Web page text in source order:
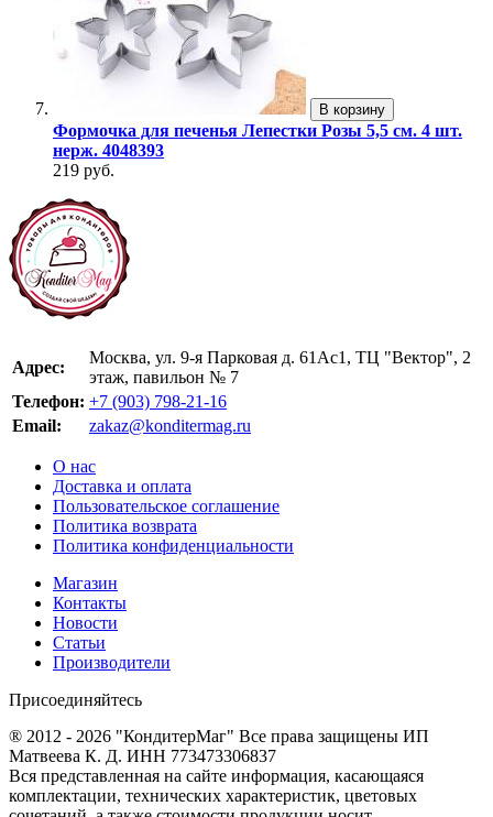
В корзину
Формочка для печенья Лепестки Розы 5,5 см. 4 шт.
нерж. 4048393
219 руб.
Адрес:
Москва, ул. 9-я Парковая д. 61Ас1, ТЦ "Вектор", 2
этаж, павильон № 7
Телефон: +7 (903) 798-21-16
Email:
zakaz@konditermag.ru
О нас
Доставка и оплата
Пользовательское соглашение
Политика возврата
Политика конфиденциальности
Магазин
Контакты
Новости
Статьи
Производители
Присоединяйтесь
® 2012 - 2026 "КондитерМаг" Все права защищены ИП
Матвеева К. Д. ИНН 773473306837
Вся представленная на сайте информация, касающаяся
комплектации, технических характеристик, цветовых